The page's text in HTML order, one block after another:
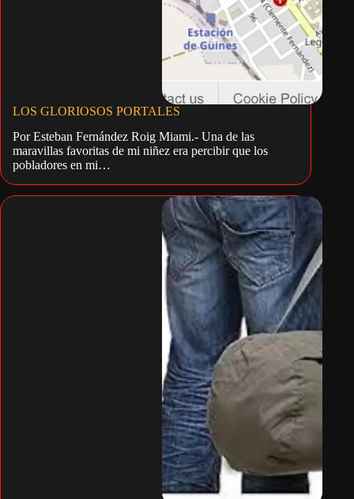
LOS GLORIOSOS PORTALES
Por Esteban Fernández Roig Miami.- Una de las
maravillas favoritas de mi niñez era percibir que los
pobladores en mi…